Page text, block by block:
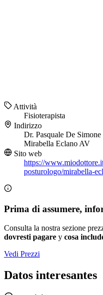
Attività
Fisioterapista
Indirizzo
Dr. Pasquale De
Mirabella Eclano AV
Sito web
https://
posturologo/mirabella-
Prima di assumere,
Consulta la nostra sezione
dovresti pagare y cosa
Vedi Prezzi
Datos interesantes